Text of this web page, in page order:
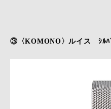
③〈KOMONO〉ルイス ｼﾙﾊ